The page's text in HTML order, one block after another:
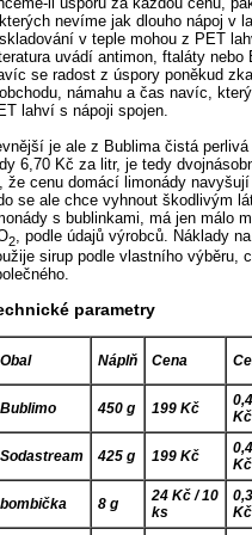
nevíme jak dlouho nápoj v
v teple mohou z PET
uvádí antimon, ftaláty nebo
se radost z úspory poněkud
námahu a čas navíc,
lahví s nápoji spojen.
je ale z Bublima čistá
6,70 Kč za litr, je tedy
že cenu domácí limonády navyšují
se ale chce vyhnout škodlivým
s bublinkami, má jen málo
2
, podle údajů výrobců. Náklady
sirup podle vlastního výběru,
parametry
Obal Náplň Cena
Bublimo 450 g 199 Kč
Kč
Sodastream 425 g 199 Kč
Kč
bombička 8 g
24 Kč / 10
ks
Kč